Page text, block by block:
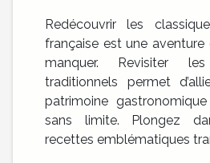
Redécouvrir les
française est une aventure
manquer. Revisiter
traditionnels permet
patrimoine
sans limite. Plongez
recettes emblématiques